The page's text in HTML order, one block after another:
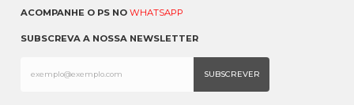
ACOMPANHE O PS NO WHATSAPP
SUBSCREVA A NOSSA NEWSLETTER